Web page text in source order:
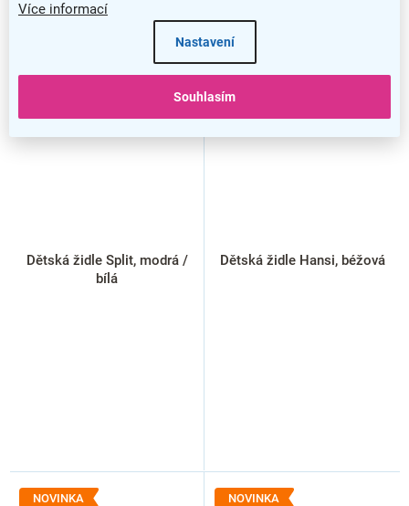
Více informací
Nastavení
Souhlasím
Dětská židle Split, modrá /
bílá
NOVINKA
Dětská židle Hansi, béžová
NOVINKA NOVINKA